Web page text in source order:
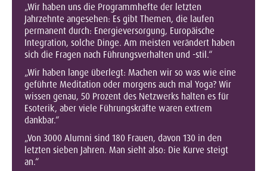
„Wir haben uns die Programmhefte der letzten
Jahrzehnte angesehen: Es gibt Themen, die laufen
permanent durch: Energieversorgung, Europäische
Integration, solche Dinge. Am meisten verändert haben
sich die Fragen nach Führungsverhalten und -stil.“
„Wir haben lange überlegt: Machen wir so was wie eine
geführte Meditation oder morgens auch mal Yoga? Wir
wissen genau, 50 Prozent des Netzwerks halten es für
Esoterik, aber viele Führungskräfte waren extrem
dankbar.“
„Von 3000 Alumni sind 180 Frauen, davon 130 in den
letzten sieben Jahren. Man sieht also: Die Kurve steigt
an.“